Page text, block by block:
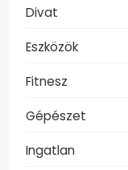
Divat
Eszközök
Fitnesz
Gépészet
Ingatlan